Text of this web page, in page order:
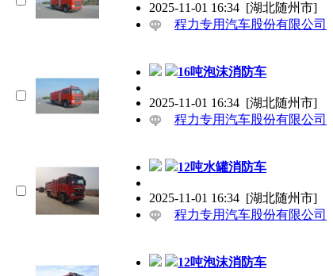
2025-11-01 16:34 [湖北随州市]
程力专用汽车股份有限公司
16吨泡沫消防车
2025-11-01 16:34 [湖北随州市]
程力专用汽车股份有限公司
12吨水罐消防车
2025-11-01 16:34 [湖北随州市]
程力专用汽车股份有限公司
12吨泡沫消防车